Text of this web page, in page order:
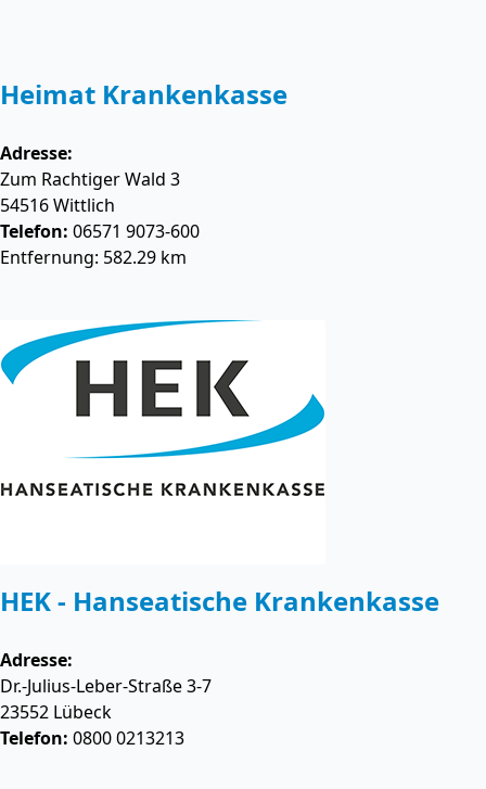
Heimat Krankenkasse
Adresse:
Zum Rachtiger Wald 3
54516Wittlich
Telefon: 06571 9073-600
Entfernung: 582.29 km
HEK - Hanseatische Krankenkasse
Adresse:
Dr.-Julius-Leber-Straße 3-7
23552 Lübeck
Telefon: 0800 0213213